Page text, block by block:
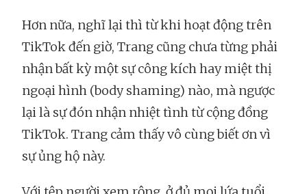
Hơn nữa, nghĩ lại thì từ khi hoạt động trên
TikTok đến giờ, Trang cũng chưa từng phải
nhận bất kỳ một sự công kích hay miệt thị
ngoại hình (body shaming) nào, mà ngược
lại là sự đón nhận nhiệt tình từ cộng đồng
TikTok. Trang cảm thấy vô cùng biết ơn vì
sự ủng hộ này.